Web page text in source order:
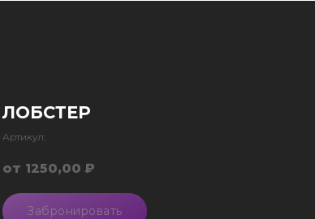
ЛОБСТЕР
Артикул:
1250,00 ₽
Забронировать